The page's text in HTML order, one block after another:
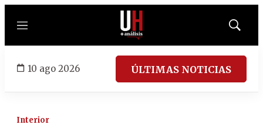
Menú
Mostrar
10 ago 2026 ÚLTIMAS NOTICIAS
Interior